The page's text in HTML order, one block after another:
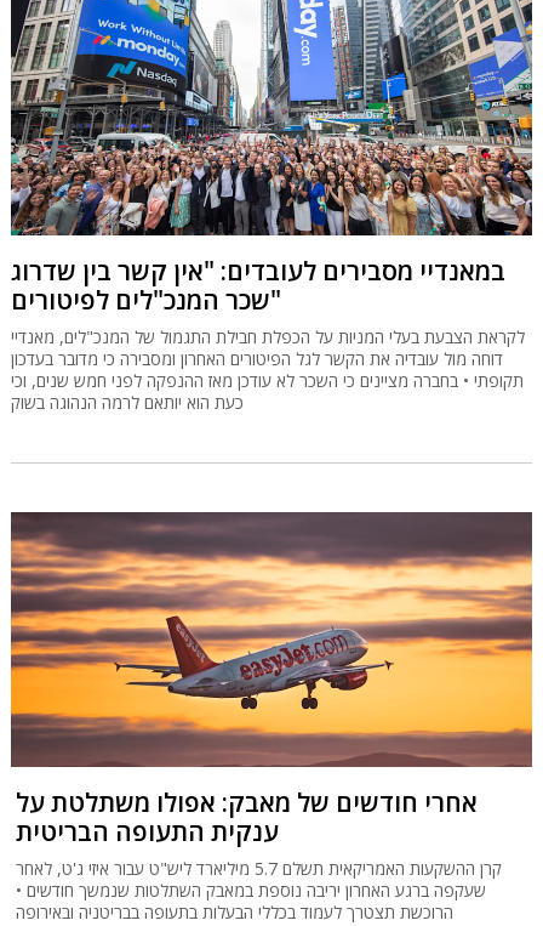
במאנדיי מסבירים לעובדים: "אין קשר בין שדרוג
שכר המנכ"לים לפיטורים"
לקראת הצבעת בעלי המניות על הכפלת חבילת התגמול של המנכ"לים, מאנדיי
דוחה מול עובדיה את הקשר לגל הפיטורים האחרון ומסבירה כי מדובר בעדכון
תקופתי • בחברה מציינים כי השכר לא עודכן מאז ההנפקה לפני חמש שנים, וכי
כעת הוא יותאם לרמה הנהוגה בשוק
אחרי חודשים של מאבק: אפולו משתלטת על
ענקית התעופה הבריטית
קרן ההשקעות האמריקאית תשלם 5.7 מיליארד ליש"ט עבור איזי ג'ט, לאחר
שעקפה ברגע האחרון יריבה נוספת במאבק השתלטות שנמשך חודשים •
הרוכשת תצטרך לעמוד בכללי הבעלות בתעופה בבריטניה ובאירופה